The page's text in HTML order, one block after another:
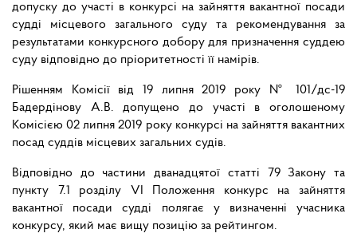
допуску до участі в конкурсі на зайняття вакантної посади
судді місцевого загального суду та рекомендування за
результатами конкурсного добору для призначення суддею
суду відповідно до пріоритетності її намірів.
Рішенням Комісії від 19 липня 2019 року № 101/дс-19
Бадердінову А.В. допущено до участі в оголошеному
Комісією 02 липня 2019 року конкурсі на зайняття вакантних
посад суддів місцевих загальних судів.
Відповідно до частини дванадцятої статті 79 Закону та
пункту 7.1 розділу VI Положення конкурс на зайняття
вакантної посади судді полягає у визначенні учасника
конкурсу, який має вищу позицію за рейтингом.